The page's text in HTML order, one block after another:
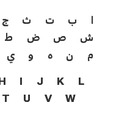
H J K
L
T U V
W
ا ب ت ث ج
ش
ص ض ط
م
ن ه و ي